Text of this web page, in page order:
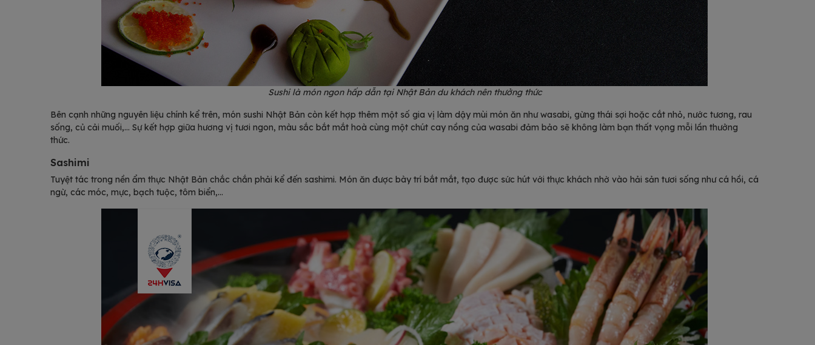
Sushi là món ngon hấp dẫn tại Nhật Bản du khách nên thưởng thức
Bên cạnh những nguyên liệu chính kể trên, món sushi Nhật Bản còn kết hợp thêm một số gia vị làm dậy mùi món ăn như wasabi, gừng thái sợi hoặc cắt nhỏ, nước tương, rau
sống, củ cải muối,… Sự kết hợp giữa hương vị tươi ngon, màu sắc bắt mắt hoà cùng một chút cay nồng của wasabi đảm bảo sẽ không làm bạn thất vọng mỗi lần thưởng
thức.
Sashimi
Tuyệt tác trong nền ẩm thực Nhật Bản chắc chắn phải kể đến sashimi. Món ăn được bày trí bắt mắt, tạo được sức hút với thực khách nhờ vào hải sản tươi sống như cá hồi, cá
ngừ, các móc, mực, bạch tuộc, tôm biển,…